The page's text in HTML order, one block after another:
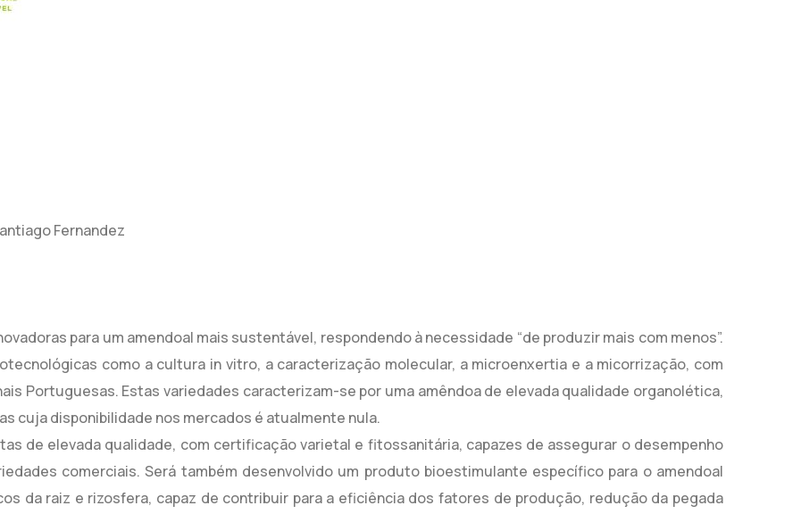
Fernandez
para um amendoal mais sustentável, respondendo à necessidade “de produzir mais com menos”.
como a cultura in vitro, a caracterização molecular, a microenxertia e a micorrização, com
Portuguesas. Estas variedades caracterizam-se por uma amêndoa de elevada qualidade organolética,
cuja disponibilidade nos mercados é atualmente nula.
de elevada qualidade, com certificação varietal e fitossanitária, capazes de assegurar o desempenho
comerciais. Será também desenvolvido um produto bioestimulante específico para o amendoal
da raiz e rizosfera, capaz de contribuir para a eficiência dos fatores de produção, redução da pegada